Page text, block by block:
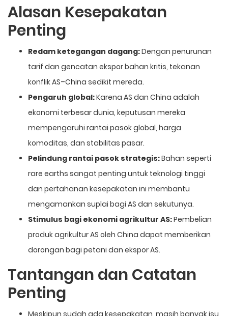
Alasan Kesepakatan
Penting
Redam ketegangan dagang:Dengan penurunan
tarif dan gencatan ekspor bahan kritis, tekanan
konflik AS–China sedikit mereda.
Pengaruh global:Karena AS dan China adalah
ekonomi terbesar dunia, keputusan mereka
mempengaruhi rantai pasok global, harga
komoditas, dan stabilitas pasar.
Pelindung rantai pasok strategis:Bahan seperti
rare earths sangat penting untuk teknologi tinggi
dan pertahanan kesepakatan ini membantu
mengamankan suplai bagi AS dan sekutunya.
Stimulus bagi ekonomi agrikultur AS:Pembelian
produk agrikultur AS oleh China dapat memberikan
dorongan bagi petani dan ekspor AS.
Tantangan dan Catatan
Penting